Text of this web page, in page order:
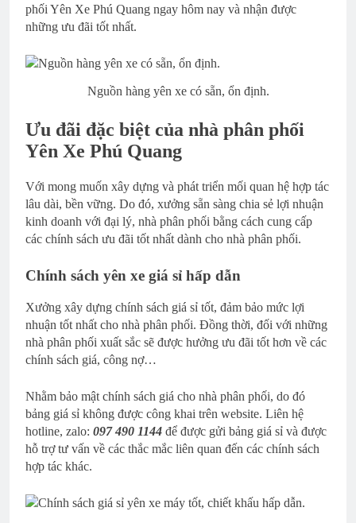
phối Yên Xe Phú Quang ngay hôm nay và nhận được
những ưu đãi tốt nhất.
Nguồn hàng yên xe có sẵn, ổn định.
Ưu đãi đặc biệt của nhà phân phối
Yên Xe Phú Quang
Với mong muốn xây dựng và phát triển mối quan hệ hợp tác
lâu dài, bền vững. Do đó, xưởng sẵn sàng chia sẻ lợi nhuận
kinh doanh với đại lý, nhà phân phối bằng cách cung cấp
các chính sách ưu đãi tốt nhất dành cho nhà phân phối.
Chính sách yên xe giá sỉ hấp dẫn
Xưởng xây dựng chính sách giá sỉ tốt, đảm bảo mức lợi
nhuận tốt nhất cho nhà phân phối. Đồng thời, đối với những
nhà phân phối xuất sắc sẽ được hưởng ưu đãi tốt hơn về các
chính sách giá, công nợ…
Nhằm bảo mật chính sách giá cho nhà phân phối, do đó
bảng giá sỉ không được công khai trên website. Liên hệ
hotline, zalo: 097 490 1144 để được gửi bảng giá sỉ và được
hỗ trợ tư vấn về các thắc mắc liên quan đến các chính sách
hợp tác khác.